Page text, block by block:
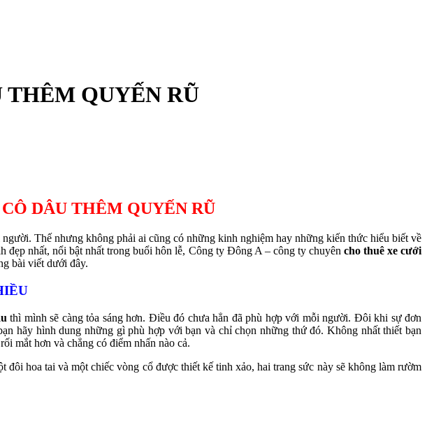
THÊM QUYẾN RŨ
DÂU THÊM QUYẾN RŨ
Thế nhưng không phải ai cũng có những kinh nghiệm hay những kiến thức hiểu biết về
đẹp nhất, nổi bật nhất trong buổi hôn lễ, Công ty Đông A – công ty chuyên cho thuê xe cưới
bài viết dưới đây.
thì mình sẽ càng tỏa sáng hơn. Điều đó chưa hẳn đã phù hợp với mỗi người. Đôi khi sự đơn
hãy hình dung những gì phù hợp với bạn và chỉ chọn những thứ đó. Không nhất thiết bạn
mắt hơn và chẳng có điểm nhấn nào cả.
đôi hoa tai và một chiếc vòng cổ được thiết kế tinh xảo, hai trang sức này sẽ không làm rườm